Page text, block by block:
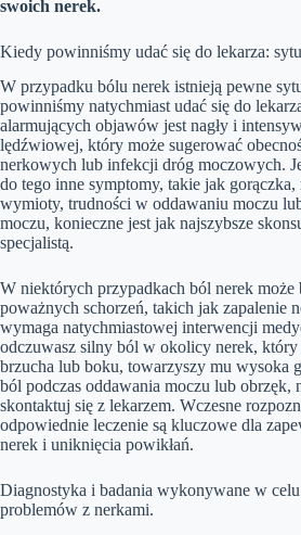
swoich nerek.
Kiedy powinniśmy udać się do lekarza:
W przypadku bólu nerek istnieją pewne
powinniśmy natychmiast udać się do
alarmujących objawów jest nagły i
lędźwiowej, który może sugerować
nerkowych lub infekcji dróg moczowych.
do tego inne symptomy, takie jak gorączka,
wymioty, trudności w oddawaniu moczu
moczu, konieczne jest jak najszybsze
specjalistą.
W niektórych przypadkach ból nerek może
poważnych schorzeń, takich jak zapalenie
wymaga natychmiastowej interwencji
odczuwasz silny ból w okolicy nerek,
brzucha lub boku, towarzyszy mu wysoka
ból podczas oddawania moczu lub obrzęk,
skontaktuj się z lekarzem. Wczesne
odpowiednie leczenie są kluczowe dla
nerek i uniknięcia powikłań.
Diagnostyka i badania wykonywane w
problemów z nerkami.